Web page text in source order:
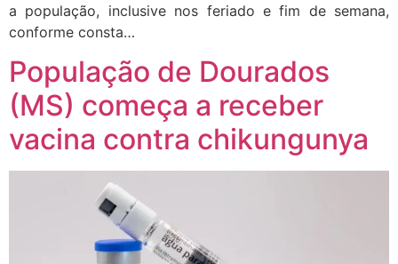
a população, inclusive nos feriado e fim de semana,
conforme consta…
População de Dourados
(MS) começa a receber
vacina contra chikungunya